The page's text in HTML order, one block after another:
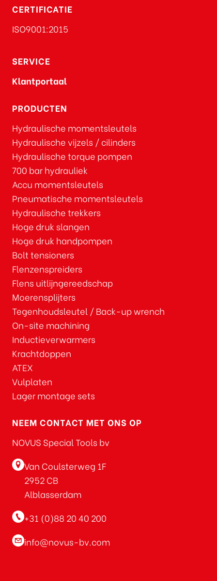
CERTIFICATIE
ISO9001:2015
SERVICE
Klantportaal
PRODUCTEN
Hydraulische momentsleutels
Hydraulische vijzels / cilinders
Hydraulische torque pompen
700 bar hydrauliek
Accu momentsleutels
Pneumatische momentsleutels
Hydraulische trekkers
Hoge druk slangen
Hoge druk handpompen
Bolt tensioners
Flenzenspreiders
Flens uitlijngereedschap
Moerensplijters
Tegenhoudsleutel / Back-up wrench
On-site machining
Inductieverwarmers
Krachtdoppen
ATEX
Vulplaten
Lager montage sets
NEEM CONTACT MET ONS OP
NOVUS Special Tools bv
Van Coulsterweg 1F
2952 CB
Alblasserdam
+31 (0)88 20 40 200
info@novus-bv.com